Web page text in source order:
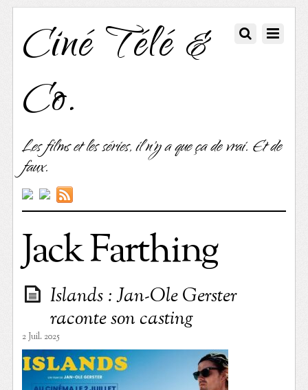
Ciné Télé &
Co.
Les films et les séries, il n'y a que ça de vrai. Et de
faux.
Jack Farthing
Islands : Jan-Ole Gerster
raconte son casting
2 Juil. 2025